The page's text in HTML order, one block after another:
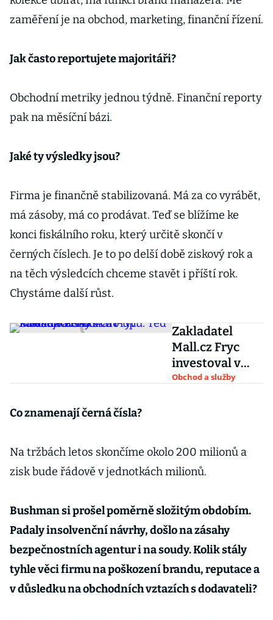
zaměření je na obchod, marketing, finanční řízení.
Jak často reportujete majoritáři?
Obchodní metriky jednou týdně. Finanční reporty
pak na měsíční bázi.
Jaké ty výsledky jsou?
Firma je finančně stabilizovaná. Má za co vyrábět,
má zásoby, má co prodávat. Teď se blížíme ke
konci fiskálního roku, který určitě skončí v
černých číslech. Je to po delší době ziskový rok a
na těch výsledcích chceme stavět i příští rok.
Chystáme další růst.
Zakladatel
Mall.cz Fryc
investoval v
USA do
Obchod a služby
Co znamenají černá čísla?
Na tržbách letos skončíme okolo 200 milionů a
zisk bude řádově v jednotkách milionů.
Bushman si prošel poměrně složitým obdobím.
Padaly insolvenční návrhy, došlo na zásahy
bezpečnostních agentur i na soudy. Kolik stály
tyhle věci firmu na poškození brandu, reputace a
v důsledku na obchodních vztazích s dodavateli?